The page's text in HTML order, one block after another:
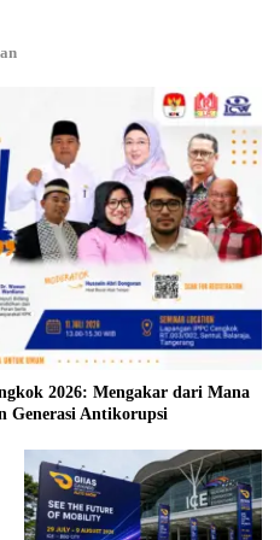
2026: Mengakar dari Mana
Generasi Antikorupsi